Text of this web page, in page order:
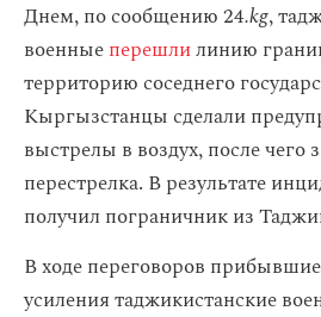
Днем, по сообщению 24.kg,
военныеперешлилинию
территорию соседнего
Кыргызстанцы сделали
выстрелы в воздух, после чего
перестрелка. В результате
получил пограничник из
В ходе переговоров прибывшие
усиления таджикистанские